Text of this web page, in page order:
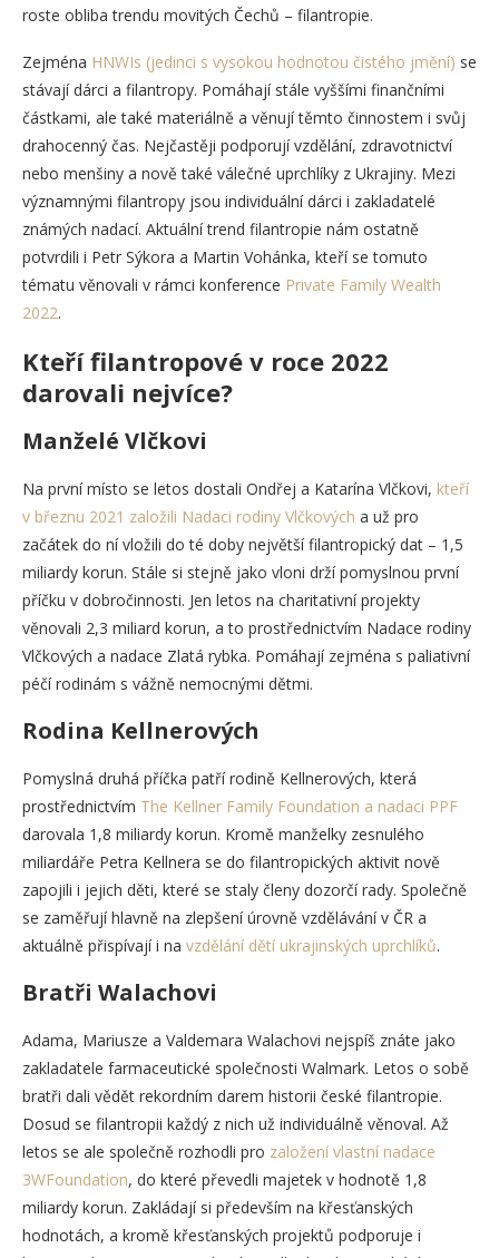
roste obliba trendu movitých Čechů – filantropie.
Zejména HNWIs (jedinci s vysokou hodnotou čistého jmění) se
stávají dárci a filantropy. Pomáhají stále vyššími finančními
částkami, ale také materiálně a věnují těmto činnostem i svůj
drahocenný čas. Nejčastěji podporují vzdělání, zdravotnictví
nebo menšiny a nově také válečné uprchlíky z Ukrajiny. Mezi
významnými filantropy jsou individuální dárci i zakladatelé
známých nadací. Aktuální trend filantropie nám ostatně
potvrdili i Petr Sýkora a Martin Vohánka, kteří se tomuto
tématu věnovali v rámci konference Private Family Wealth
2022.
Kteří filantropové v roce 2022
darovali nejvíce?
Manželé Vlčkovi
Na první místo se letos dostali Ondřej a Katarína Vlčkovi, kteří
v březnu 2021 založili Nadaci rodiny Vlčkových a už pro
začátek do ní vložili do té doby největší filantropický dat – 1,5
miliardy korun. Stále si stejně jako vloni drží pomyslnou první
příčku v dobročinnosti. Jen letos na charitativní projekty
věnovali 2,3 miliard korun, a to prostřednictvím Nadace rodiny
Vlčkových a nadace Zlatá rybka. Pomáhají zejména s paliativní
péčí rodinám s vážně nemocnými dětmi.
Rodina Kellnerových
Pomyslná druhá příčka patří rodině Kellnerových, která
prostřednictvím The Kellner Family Foundation a nadaci PPF
darovala 1,8 miliardy korun. Kromě manželky zesnulého
miliardáře Petra Kellnera se do filantropických aktivit nově
zapojili i jejich děti, které se staly členy dozorčí rady. Společně
se zaměřují hlavně na zlepšení úrovně vzdělávání v ČR a
aktuálně přispívají i na vzdělání dětí ukrajinských uprchlíků.
Bratři Walachovi
Adama, Mariusze a Valdemara Walachovi nejspíš znáte jako
zakladatele farmaceutické společnosti Walmark. Letos o sobě
bratři dali vědět rekordním darem historii české filantropie.
Dosud se filantropii každý z nich už individuálně věnoval. Až
letos se ale společně rozhodli pro založení vlastní nadace
3WFoundation, do které převedli majetek v hodnotě 1,8
miliardy korun. Zakládají si především na křesťanských
hodnotách, a kromě křesťanských projektů podporuje i